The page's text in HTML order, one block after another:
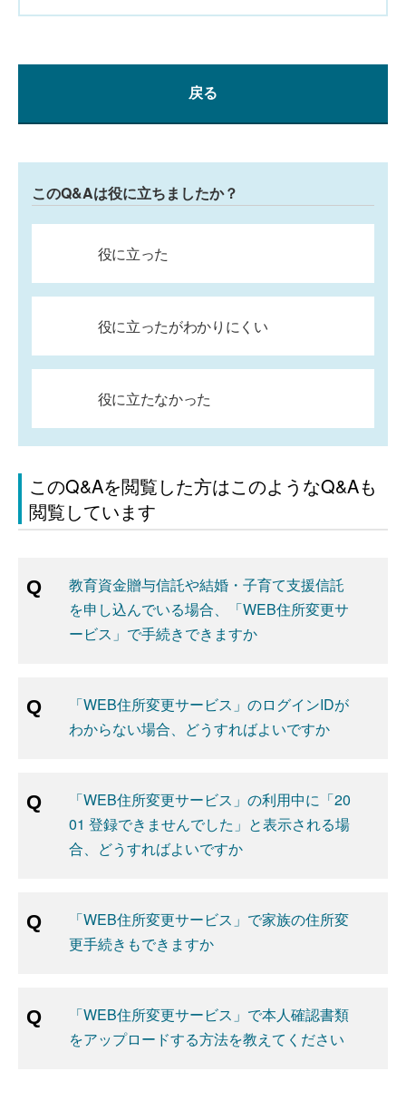
戻る
このQ&Aは役に立ちましたか？
役に立った
役に立ったがわかりにくい
役に立たなかった
このQ&Aを閲覧した方はこのようなQ&Aも
閲覧しています
教育資金贈与信託や結婚・子育て支援信託
を申し込んでいる場合、「WEB住所変更サ
ービス」で手続きできますか
「WEB住所変更サービス」のログインIDが
わからない場合、どうすればよいですか
「WEB住所変更サービス」の利用中に「20
01 登録できませんでした」と表示される場
合、どうすればよいですか
「WEB住所変更サービス」で家族の住所変
更手続きもできますか
「WEB住所変更サービス」で本人確認書類
をアップロードする方法を教えてください